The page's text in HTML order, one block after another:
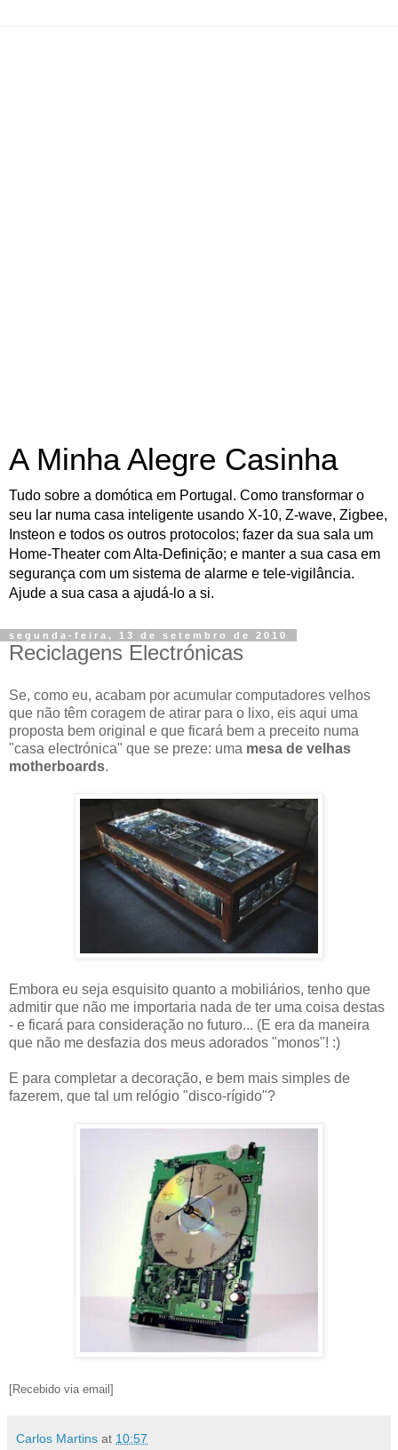
A Minha Alegre Casinha
Tudo sobre a domótica em Portugal. Como transformar o
seu lar numa casa inteligente usando X-10, Z-wave, Zigbee,
Insteon e todos os outros protocolos; fazer da sua sala um
Home-Theater com Alta-Definição; e manter a sua casa em
segurança com um sistema de alarme e tele-vigilância.
Ajude a sua casa a ajudá-lo a si.
segunda-feira, 13 de setembro de 2010
Reciclagens Electrónicas
Se, como eu, acabam por acumular computadores velhos
que não têm coragem de atirar para o lixo, eis aqui uma
proposta bem original e que ficará bem a preceito numa
"casa electrónica" que se preze: uma mesa de velhas
motherboards.
Embora eu seja esquisito quanto a mobiliários, tenho que
admitir que não me importaria nada de ter uma coisa destas
- e ficará para consideração no futuro... (E era da maneira
que não me desfazia dos meus adorados "monos"! :)
E para completar a decoração, e bem mais simples de
fazerem, que tal um relógio "disco-rígido"?
[Recebido via email]
Carlos Martins at 10:57